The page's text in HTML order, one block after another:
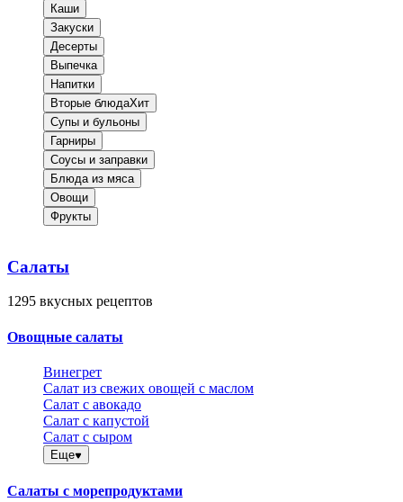
Каши
Закуски
Десерты
Выпечка
Напитки
Вторые блюдаХит
Супы и бульоны
Гарниры
Соусы и заправки
Блюда из мяса
Овощи
Фрукты
Салаты
1295 вкусных рецептов
Овощные салаты
Винегрет
Салат из свежих овощей с маслом
Салат с авокадо
Салат с капустой
Салат с сыром
Еще
Салаты с морепродуктами